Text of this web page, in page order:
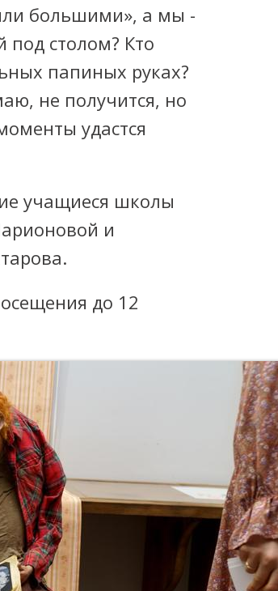
большими», а мы -
столом? Кто
папиных руках?
не получится, но
удастся
учащиеся школы
и
до 12